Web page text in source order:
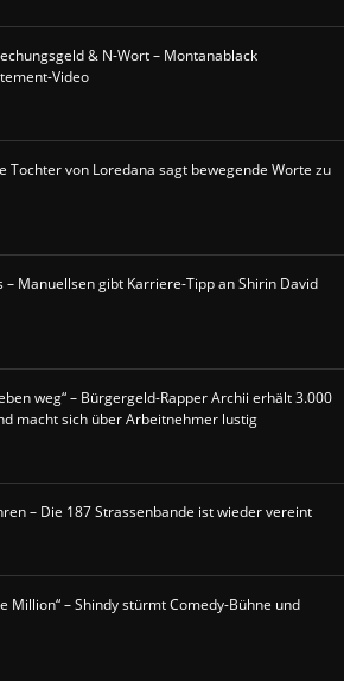
& N-Wort – Montanablack
Video
Tochter von Loredana sagt bewegende Worte zu
– Manuellsen gibt Karriere-Tipp an Shirin David
weg“ – Bürgergeld-Rapper Archii erhält 3.000
macht sich über Arbeitnehmer lustig
– Die 187 Strassenbande ist wieder vereint
Million“ – Shindy stürmt Comedy-Bühne und